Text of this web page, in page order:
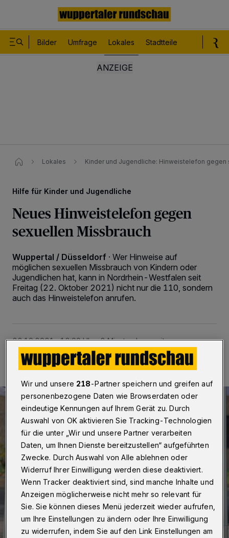
Bilder Umfrage Lokales Stadtteile
Lokales Kinder und Jugendliche: Hinweistelefon gegen
Hilfe für Kinder und Jugendliche
Neues Hinweistelefon gegen
sexuellen Missbrauch
Wuppertal / Düsseldorf · Wer Hinweise auf
möglichen sexuellen Missbrauch von Kindern oder
Jugendlichen hat, kann in Nordrhein-Westfalen seit
Freitag (22. Oktober 2021) nicht nur die 110, sondern
auch das Hinweistelefon anrufen.
22.10.2021 , 12:00 Uhr 2 Minuten Lesezeit
Wir und unsere 218-Partner speichern und greifen auf
personenbezogene Daten wie Browserdaten oder
eindeutige Kennungen auf Ihrem Gerät zu. Durch
Auswahl von OK aktivieren Sie Tracking-Technologien
für die unter „Wir und unsere Partner verarbeiten
Daten, um Ihnen Dienste bereitzustellen“ aufgeführten
Zwecke. Durch Auswahl von Alle ablehnen oder
Widerruf Ihrer Einwilligung werden diese deaktiviert.
Wenn Tracker deaktiviert sind, sind manche Inhalte und
Anzeigen möglicherweise nicht mehr so relevant für
Sie. Sie können dieses Menü jederzeit wieder aufrufen,
um Ihre Einstellungen zu ändern oder Ihre Einwilligung
zu widerrufen, indem Sie auf den Link Einstellungen am